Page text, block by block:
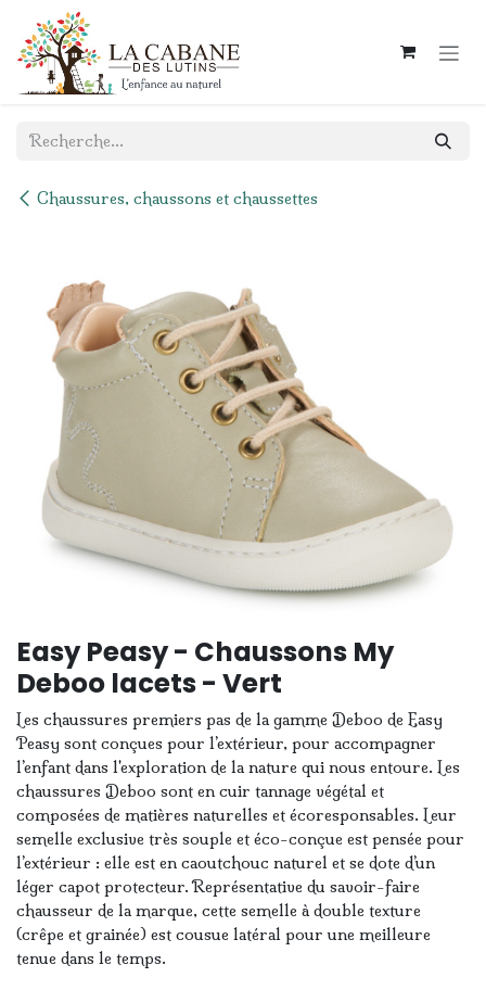
Se rendre au contenu
Chaussures, chaussons et chaussettes
Easy Peasy - Chaussons My
Deboo lacets - Vert
Les chaussures premiers pas de la gamme Deboo de Easy
Peasy sont conçues pour l’extérieur, pour accompagner
l’enfant dans l'exploration de la nature qui nous entoure. Les
chaussures Deboo sont en cuir tannage végétal et
composées de matières naturelles et écoresponsables. Leur
semelle exclusive très souple et éco-conçue est pensée pour
l’extérieur : elle est en caoutchouc naturel et se dote d’un
léger capot protecteur. Représentative du savoir-faire
chausseur de la marque, cette semelle à double texture
(crêpe et grainée) est cousue latéral pour une meilleure
tenue dans le temps.